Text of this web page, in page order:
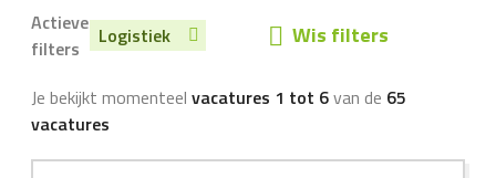
Actieve
filters
Logistiek Wis filters
Je bekijkt momenteel vacatures 1 tot 6van de 65
vacatures